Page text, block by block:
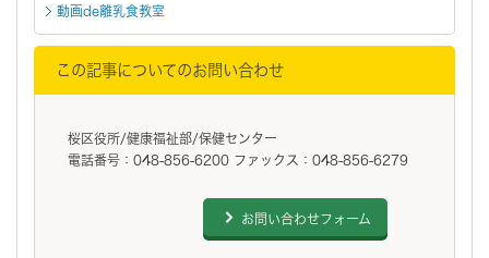
動画de離乳食教室
この記事についてのお問い合わせ
桜区役所/健康福祉部/保健センター
電話番号：048-856-6200 ファックス：048-856-6279
お問い合わせフォーム